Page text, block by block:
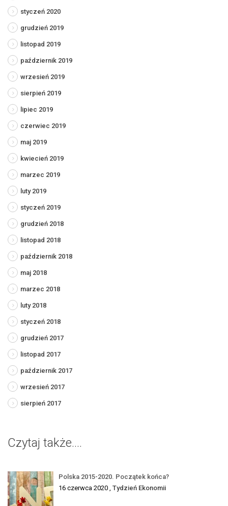
styczeń 2020
grudzień 2019
listopad 2019
październik 2019
wrzesień 2019
sierpień 2019
lipiec 2019
czerwiec 2019
maj 2019
kwiecień 2019
marzec 2019
luty 2019
styczeń 2019
grudzień 2018
listopad 2018
październik 2018
maj 2018
marzec 2018
luty 2018
styczeń 2018
grudzień 2017
listopad 2017
październik 2017
wrzesień 2017
sierpień 2017
Czytaj także....
Polska 2015-2020. Początek końca?
16 czerwca 2020 , Tydzień Ekonomii